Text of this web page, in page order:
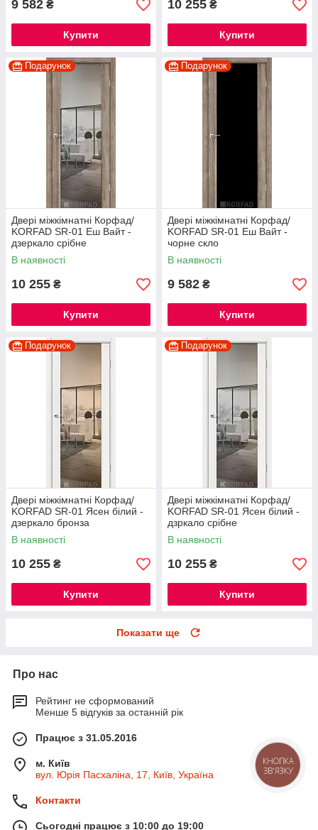
9 582 ₴
Купити
10 255 ₴
Купити
Подарунок
Двері міжкімнатні Корфад/
KORFAD SR-01 Еш Вайт -
дзеркало срібне
В наявності
10 255 ₴
Купити
Подарунок
Двері міжкімнатні Корфад/
KORFAD SR-01 Еш Вайт -
чорне скло
В наявності
9 582 ₴
Купити
Подарунок
Двері міжкімнатні Корфад/
KORFAD SR-01 Ясен білий -
дзеркало бронза
В наявності
10 255 ₴
Купити
Подарунок
Двері міжкімнатні Корфад/
KORFAD SR-01 Ясен білий -
дзркало срібне
В наявності
10 255 ₴
Купити
Показати ще
Про нас
Рейтинг не сформований
Менше 5 відгуків за останній рік
Працює з 31.05.2016
м. Київ
вул. Юрія Пасхаліна, 17, Київ, Україна
Контакти
Сьогодні працює з 10:00 до 19:00
КНОПКА
ЗВ'ЯЗКУ